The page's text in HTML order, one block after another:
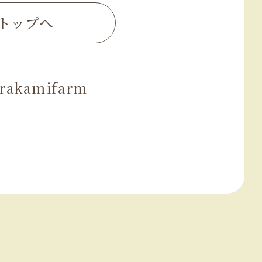
ップへ